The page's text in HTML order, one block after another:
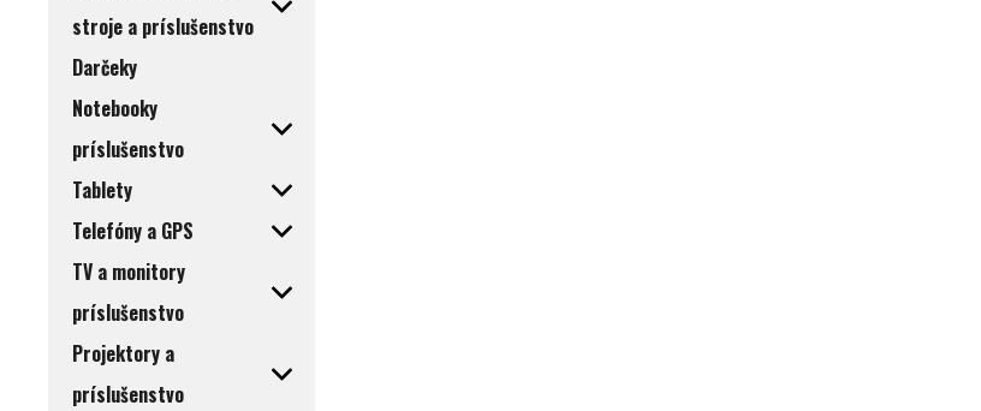
stroje a príslušenstvo
Darčeky
Notebooky
príslušenstvo
Tablety
Telefóny a GPS
TV a monitory
príslušenstvo
Projektory a
príslušenstvo